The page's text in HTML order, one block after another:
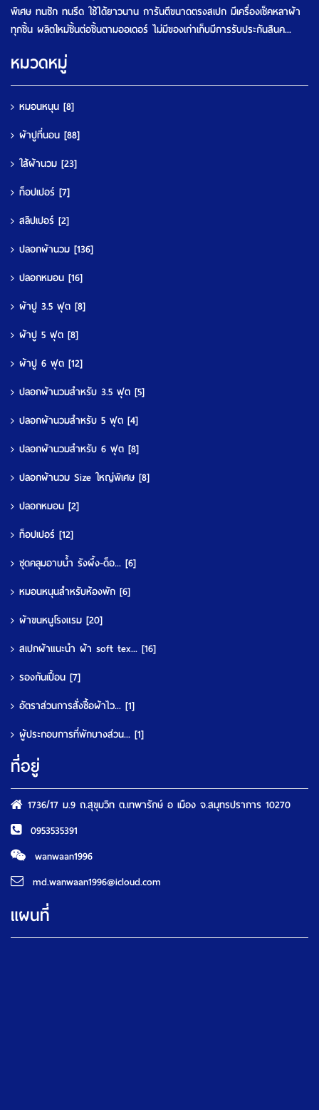
พิเศษ ทนซัก ทนรีด ใช้ได้ยาวนาน การันตีขนาดตรงสเปก มีเครื่องเช็คหลาผ้า
ทุกชิ้น ผลิตใหม่ชิ้นต่อชิ้นตามออเดอร์ ไม่มีของเก่าเก็บมีการรับประกันสินค...
หมวดหมู่
หมอนหนุน [8]
ผ้าปูที่นอน [88]
ใส้ผ้านวม [23]
ท็อปเปอร์ [7]
สลิปเปอร์ [2]
ปลอกผ้านวม [136]
ปลอกหมอน [16]
ผ้าปู 3.5 ฟุต [8]
ผ้าปู 5 ฟุต [8]
ผ้าปู 6 ฟุต [12]
ปลอกผ้านวมสำหรับ 3.5 ฟุต [5]
ปลอกผ้านวมสำหรับ 5 ฟุต [4]
ปลอกผ้านวมสำหรับ 6 ฟุต [8]
ปลอกผ้านวม Size ใหญ่พิเศษ [8]
ปลอกหมอน [2]
ท็อปเปอร์ [12]
ชุดคลุมอาบน้ำ รังผึ้ง-ด็อ... [6]
หมอนหนุนสำหรับห้องพัก [6]
ผ้าขนหนูโรงแรม [20]
สเปกผ้าแนะนำ ผ้า soft tex... [16]
รองกันเปื้อน [7]
อัตราส่วนการสั่งซื้อผ้าไว... [1]
ผู้ประกอบการที่พักบางส่วน... [1]
ที่อยู่
1736/17 ม.9 ถ.สุขุมวิท ต.เทพารักษ์ อ เมือง จ.สมุทรปราการ 10270
0953535391
wanwaan1996
md.wanwaan1996@icloud.com
แผนที่